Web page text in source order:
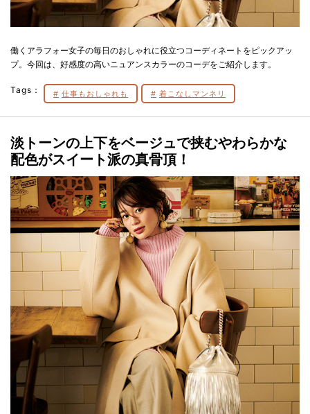
働くアラフォー女子の毎日のおしゃれに役立つコーディネートをピックアッ
プ。今回は、好感度の高いニュアンスカラーのコーデをご紹介します。
Tags： 仕事もおしゃれも 着こなしマンネリ
淡トーンの上下をベージュで挟むやわらかな
配色がスイート派の真骨頂！